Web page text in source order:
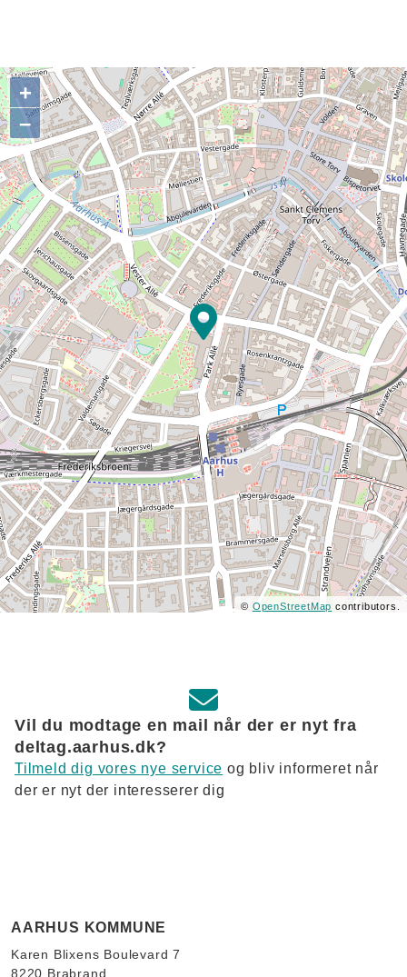
+
–
© OpenStreetMap contributors.
Vil du modtage en mail når der er nyt fra
deltag.aarhus.dk?
Tilmeld dig vores nye service og bliv informeret når
der er nyt der interesserer dig
AARHUS KOMMUNE
Karen Blixens Boulevard 7
8220 Brabrand